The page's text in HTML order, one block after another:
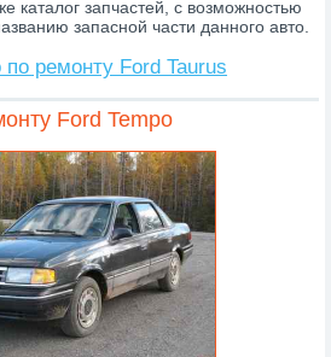
каталог запчастей, с возможностью
запасной части данного авто.
по ремонту Ford Taurus
Ford Tempo